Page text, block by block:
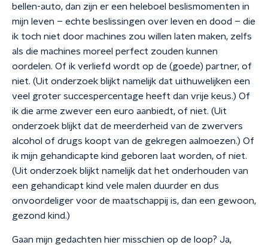
bellen-auto, dan zijn er een heleboel beslismomenten in
mijn leven – echte beslissingen over leven en dood – die
ik toch niet door machines zou willen laten maken, zelfs
als die machines moreel perfect zouden kunnen
oordelen. Of ik verliefd wordt op de (goede) partner, of
niet. (Uit onderzoek blijkt namelijk dat uithuwelijken een
veel groter succespercentage heeft dan vrije keus.) Of
ik die arme zwever een euro aanbiedt, of niet. (Uit
onderzoek blijkt dat de meerderheid van de zwervers
alcohol of drugs koopt van de gekregen aalmoezen.) Of
ik mijn gehandicapte kind geboren laat worden, of niet.
(Uit onderzoek blijkt namelijk dat het onderhouden van
een gehandicapt kind vele malen duurder en dus
onvoordeliger voor de maatschappij is, dan een gewoon,
gezond kind.)
Gaan mijn gedachten hier misschien op de loop? Ja,